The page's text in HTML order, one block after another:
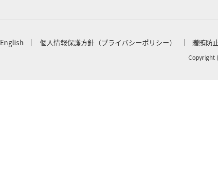
English 個人情報保護方針（プライバシーポリシー） 贈賄防
Copyright